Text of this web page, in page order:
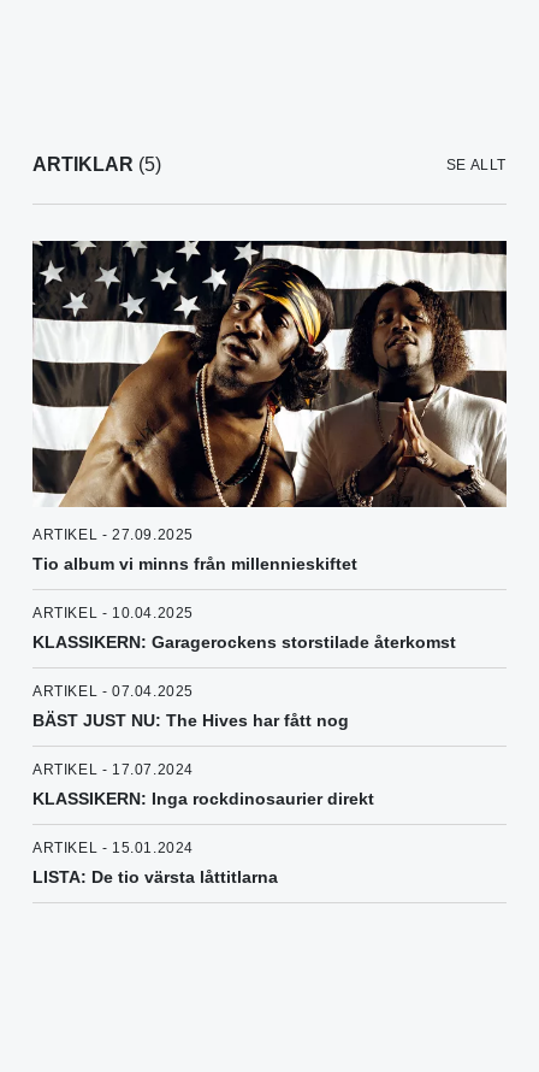
ARTIKLAR (5) SE ALLT
ARTIKEL - 27.09.2025
Tio album vi minns från millennieskiftet
ARTIKEL - 10.04.2025
KLASSIKERN: Garagerockens storstilade återkomst
ARTIKEL - 07.04.2025
BÄST JUST NU: The Hives har fått nog
ARTIKEL - 17.07.2024
KLASSIKERN: Inga rockdinosaurier direkt
ARTIKEL - 15.01.2024
LISTA: De tio värsta låttitlarna